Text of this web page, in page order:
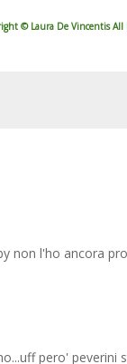
© Laura De Vincentis All
non l'ho ancora
pero' peverini